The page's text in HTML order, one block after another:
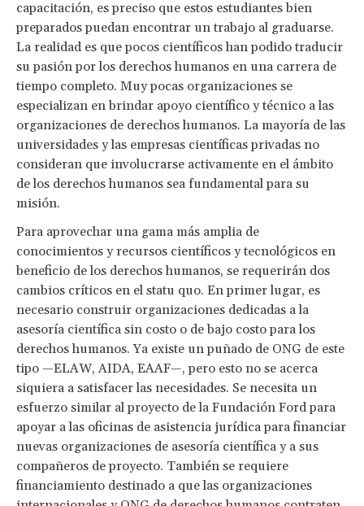
capacitación, es preciso que estos estudiantes bien
preparados puedan encontrar un trabajo al graduarse.
La realidad es que pocos científicos han podido traducir
su pasión por los derechos humanos en una carrera de
tiempo completo. Muy pocas organizaciones se
especializan en brindar apoyo científico y técnico a las
organizaciones de derechos humanos. La mayoría de las
universidades y las empresas científicas privadas no
consideran que involucrarse activamente en el ámbito
de los derechos humanos sea fundamental para su
misión.
Para aprovechar una gama más amplia de
conocimientos y recursos científicos y tecnológicos en
beneficio de los derechos humanos, se requerirán dos
cambios críticos en el statu quo. En primer lugar, es
necesario construir organizaciones dedicadas a la
asesoría científica sin costo o de bajo costo para los
derechos humanos. Ya existe un puñado de ONG de este
tipo —ELAW, AIDA, EAAF—, pero esto no se acerca
siquiera a satisfacer las necesidades. Se necesita un
esfuerzo similar al proyecto de la Fundación Ford para
apoyar a las oficinas de asistencia jurídica para financiar
nuevas organizaciones de asesoría científica y a sus
compañeros de proyecto. También se requiere
financiamiento destinado a que las organizaciones